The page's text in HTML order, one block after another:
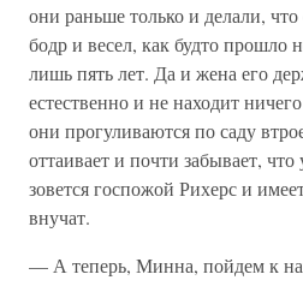
они раньше только и делали,
бодр и весел, как будто прошло
лишь пять лет. Да и жена его
естественно и не находит
они прогуливаются по саду
оттаивает и почти забывает,
зовется госпожой Рихерс и
внучат.
— А теперь, Минна, пойдем к